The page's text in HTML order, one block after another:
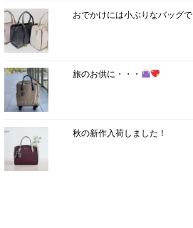
おでかけには小ぶりなバッグで
旅のお供に・・・
秋の新作入荷しました！